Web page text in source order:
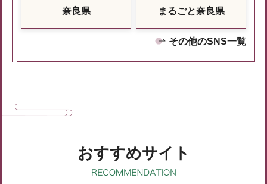
奈良県 まるごと奈良県
その他のSNS一覧
おすすめサイト